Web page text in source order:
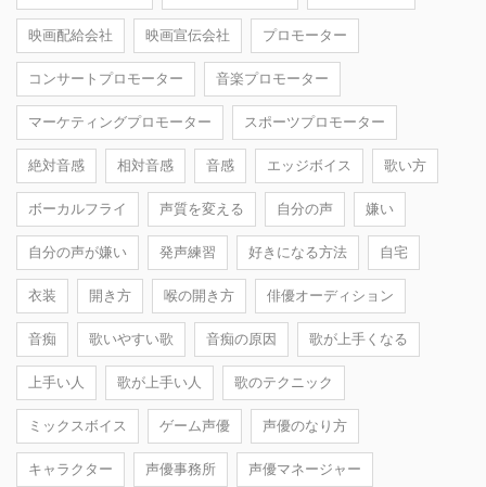
映画配給会社 映画宣伝会社 プロモーター
コンサートプロモーター 音楽プロモーター
マーケティングプロモーター スポーツプロモーター
絶対音感 相対音感 音感 エッジボイス 歌い方
ボーカルフライ 声質を変える 自分の声 嫌い
自分の声が嫌い 発声練習 好きになる方法 自宅
衣装 開き方 喉の開き方 俳優オーディション
音痴 歌いやすい歌 音痴の原因 歌が上手くなる
上手い人 歌が上手い人 歌のテクニック
ミックスボイス ゲーム声優 声優のなり方
キャラクター 声優事務所 声優マネージャー